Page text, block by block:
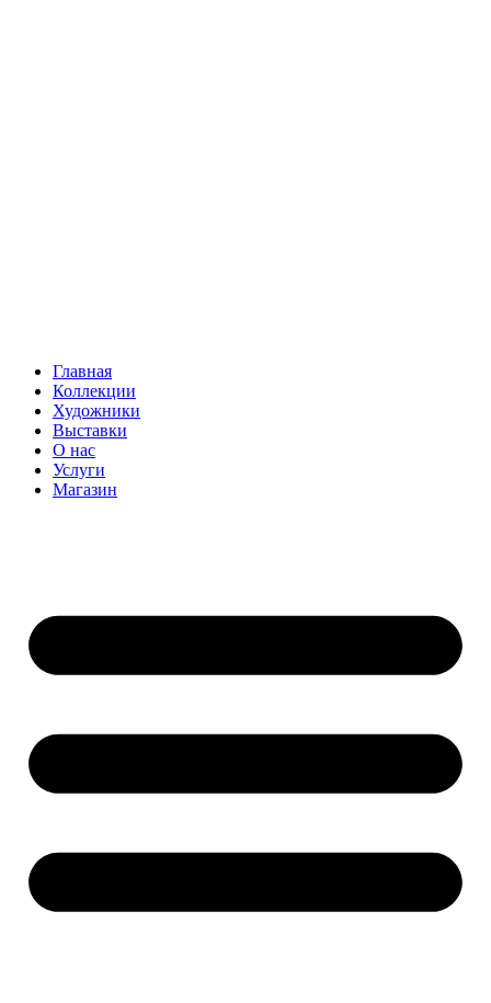
Главная
Коллекции
Художники
Выставки
О нас
Услуги
Магазин